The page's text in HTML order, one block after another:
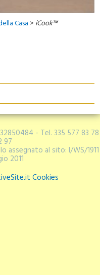
Casa > iCook™
- Tel. 335 577 83 78
97
al sito: I/WS/1911
2011
Cookies